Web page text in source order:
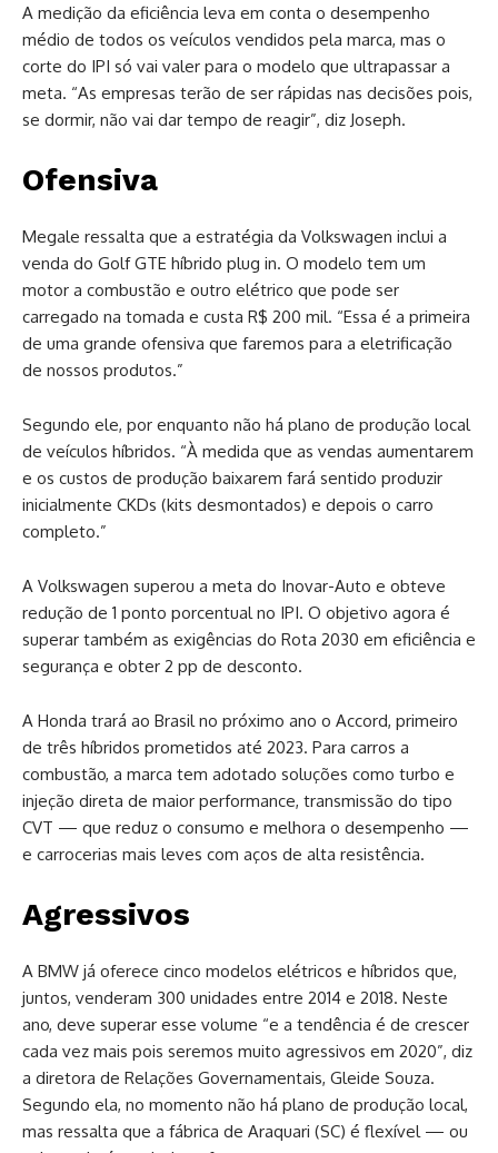
A medição da eficiência leva em conta o desempenho
médio de todos os veículos vendidos pela marca, mas o
corte do IPI só vai valer para o modelo que ultrapassar a
meta. “As empresas terão de ser rápidas nas decisões pois,
se dormir, não vai dar tempo de reagir”, diz Joseph.
Ofensiva
Megale ressalta que a estratégia da Volkswagen inclui a
venda do Golf GTE híbrido plug in. O modelo tem um
motor a combustão e outro elétrico que pode ser
carregado na tomada e custa R$ 200 mil. “Essa é a primeira
de uma grande ofensiva que faremos para a eletrificação
de nossos produtos.”
Segundo ele, por enquanto não há plano de produção local
de veículos híbridos. “À medida que as vendas aumentarem
e os custos de produção baixarem fará sentido produzir
inicialmente CKDs (kits desmontados) e depois o carro
completo.”
A Volkswagen superou a meta do Inovar-Auto e obteve
redução de 1 ponto porcentual no IPI. O objetivo agora é
superar também as exigências do Rota 2030 em eficiência e
segurança e obter 2 pp de desconto.
A Honda trará ao Brasil no próximo ano o Accord, primeiro
de três híbridos prometidos até 2023. Para carros a
combustão, a marca tem adotado soluções como turbo e
injeção direta de maior performance, transmissão do tipo
CVT — que reduz o consumo e melhora o desempenho —
e carrocerias mais leves com aços de alta resistência.
Agressivos
A BMW já oferece cinco modelos elétricos e híbridos que,
juntos, venderam 300 unidades entre 2014 e 2018. Neste
ano, deve superar esse volume “e a tendência é de crescer
cada vez mais pois seremos muito agressivos em 2020”, diz
a diretora de Relações Governamentais, Gleide Souza.
Segundo ela, no momento não há plano de produção local,
mas ressalta que a fábrica de Araquari (SC) é flexível — ou